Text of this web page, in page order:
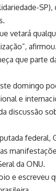
vetará
que parte
domingo
e
discussão
federal,
da ONU.
e escreveu